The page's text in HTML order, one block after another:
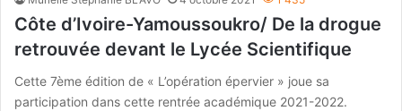
Côte d’Ivoire-Yamoussoukro/ De la drogue
retrouvée devant le Lycée Scientifique
Cette 7ème édition de « L’opération épervier » joue sa
participation dans cette rentrée académique 2021-2022.